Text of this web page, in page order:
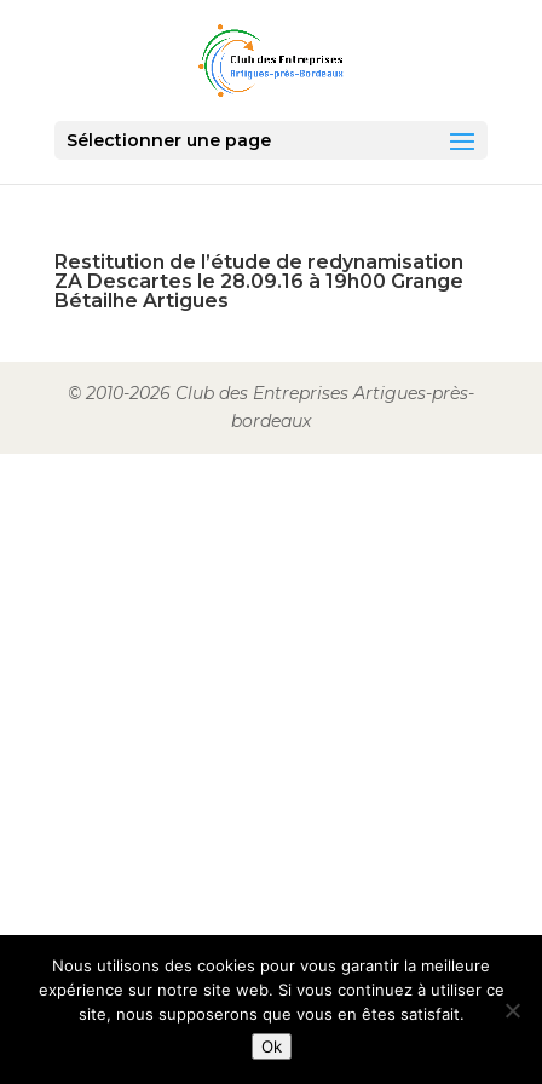
Sélectionner une page
Restitution de l’étude de redynamisation
ZA Descartes le 28.09.16 à 19h00 Grange
Bétailhe Artigues
© 2010-2026 Club des Entreprises Artigues-près-
bordeaux
Nous utilisons des cookies pour vous garantir la meilleure
expérience sur notre site web. Si vous continuez à utiliser ce
site, nous supposerons que vous en êtes satisfait.
Ok